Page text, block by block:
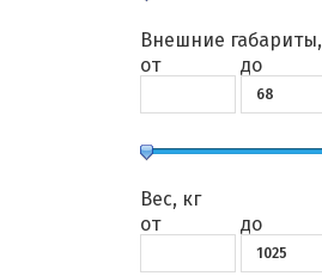
Внешние
от
до
Вес, кг
от
до